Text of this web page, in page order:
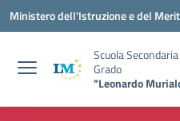
Vai ai contenuti
Vai al menu di navigazione
Vai al footer
Ministero dell'Istruzione e del
Scuola
Grado
"Leonardo